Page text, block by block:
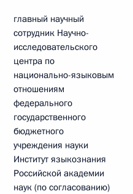
главный научный
сотрудник Научно-
исследовательского
центра по
национально-языковым
отношениям
федерального
государственного
бюджетного
учреждения науки
Институт языкознания
Российской академии
наук (по согласованию)